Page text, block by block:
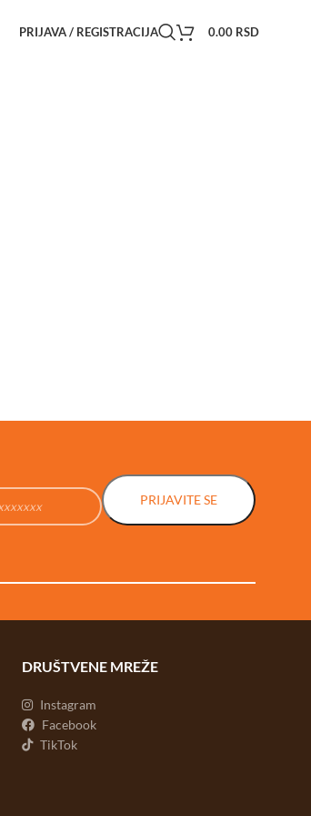
PRIJAVA / REGISTRACIJA 0.00 RSD
PRIJAVITE SE
DRUŠTVENE MREŽE
Instagram
Facebook
TikTok